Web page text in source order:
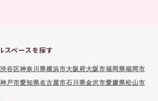
スペースを探す
谷区神奈川県横浜市大阪府大阪市福岡県福岡市
戸市愛知県名古屋市石川県金沢市愛媛県松山市